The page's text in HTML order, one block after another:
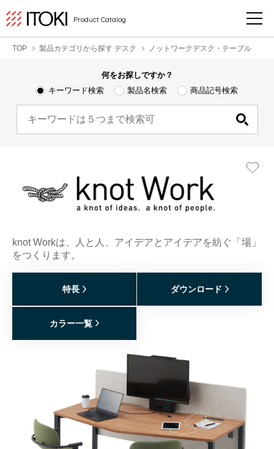
Product Catalog
TOP 製品カテゴリから探す デスク ノットワークデスク・テーブル
何をお探しですか？
キーワード検索
製品名検索 商品記号検索
knot Workは、人と人、アイデアとアイデアを紡ぐ「場」
をつくります。
特長 ダウンロード
カラー一覧